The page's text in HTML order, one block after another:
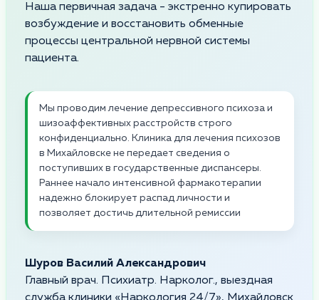
Наша первичная задача - экстренно купировать
возбуждение и восстановить обменные
процессы центральной нервной системы
пациента.
Мы проводим лечение депрессивного психоза и
шизоаффективных расстройств строго
конфиденциально. Клиника для лечения психозов
в Михайловске не передает сведения о
поступивших в государственные диспансеры.
Раннее начало интенсивной фармакотерапии
надежно блокирует распад личности и
позволяет достичь длительной ремиссии
Шуров Василий Александрович
Главный врач. Психиатр. Нарколог., выездная